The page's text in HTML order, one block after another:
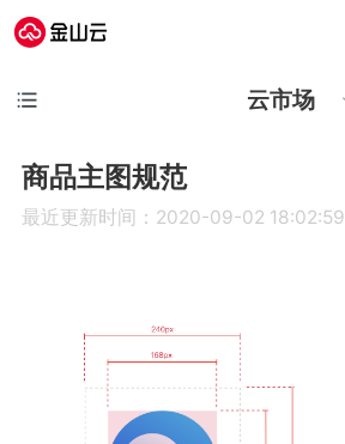
云市场
商品主图规范
最近更新时间：2020-09-02 18:02:59